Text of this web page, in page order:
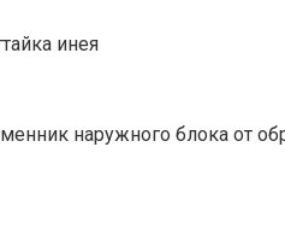
инея
наружного блока от